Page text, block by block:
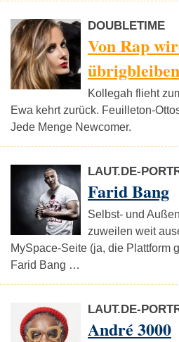
DOUBLETIME
Von Rap
Kollegah flieht
Ewa kehrt zurück. Feuilleton-
Jede Menge Newcomer.
LAUT.DE-
Farid Bang
Selbst- und
zuweilen weit
MySpace-Seite (ja, die Plattform
Farid Bang …
LAUT.DE-
André 3000